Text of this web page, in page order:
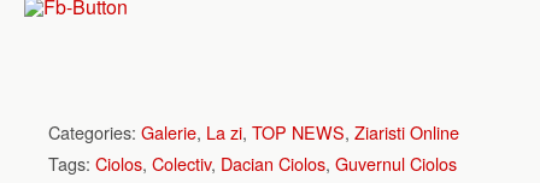
Categories: Galerie, La zi, TOP NEWS, Ziaristi Online
Tags: Ciolos, Colectiv, Dacian Ciolos, Guvernul Ciolos